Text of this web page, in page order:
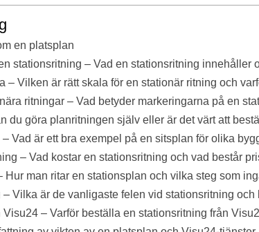
en platsplan
stationsritning – Vad en stationsritning innehåller
– Vilken är rätt skala för en stationär ritning och
ritningar – Vad betyder markeringarna på en
du göra planritningen själv eller är det värt att
Vad är ett bra exempel på en sitsplan för olika
– Vad kostar en stationsritning och vad består
Hur man ritar en stationsplan och vilka steg som
Vilka är de vanligaste felen vid stationsritning
– Varför beställa en stationsritning från